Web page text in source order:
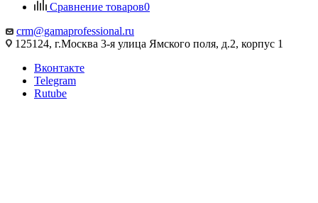
Сравнение товаров0
crm@gamaprofessional.ru
125124, г.Москва 3-я улица Ямского поля, д.2, корпус 1
Вконтакте
Telegram
Rutube